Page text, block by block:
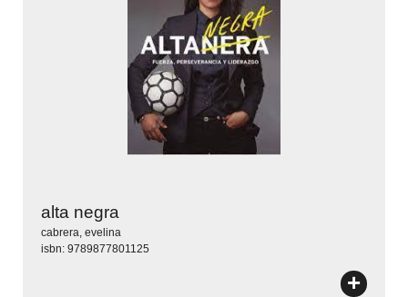
alta negra
cabrera, evelina
isbn: 9789877801125
+